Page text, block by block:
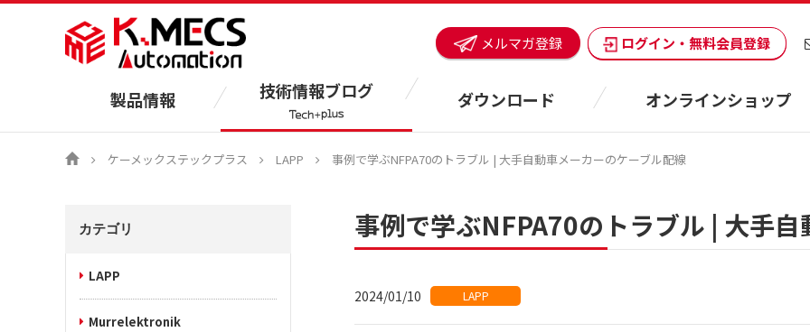
メルマガ登録 ログイン・無料会員登録
製品情報 技術情報ブログ ダウンロード オンラインショップ
ケーメックステックプラス LAPP 事例で学ぶNFPA70のトラブル | 大手自動車メーカーのケーブル配線
事例で学ぶNFPA70のトラブル | 大手
2024/01/10 LAPP
カテゴリ
LAPP
Murrelektronik